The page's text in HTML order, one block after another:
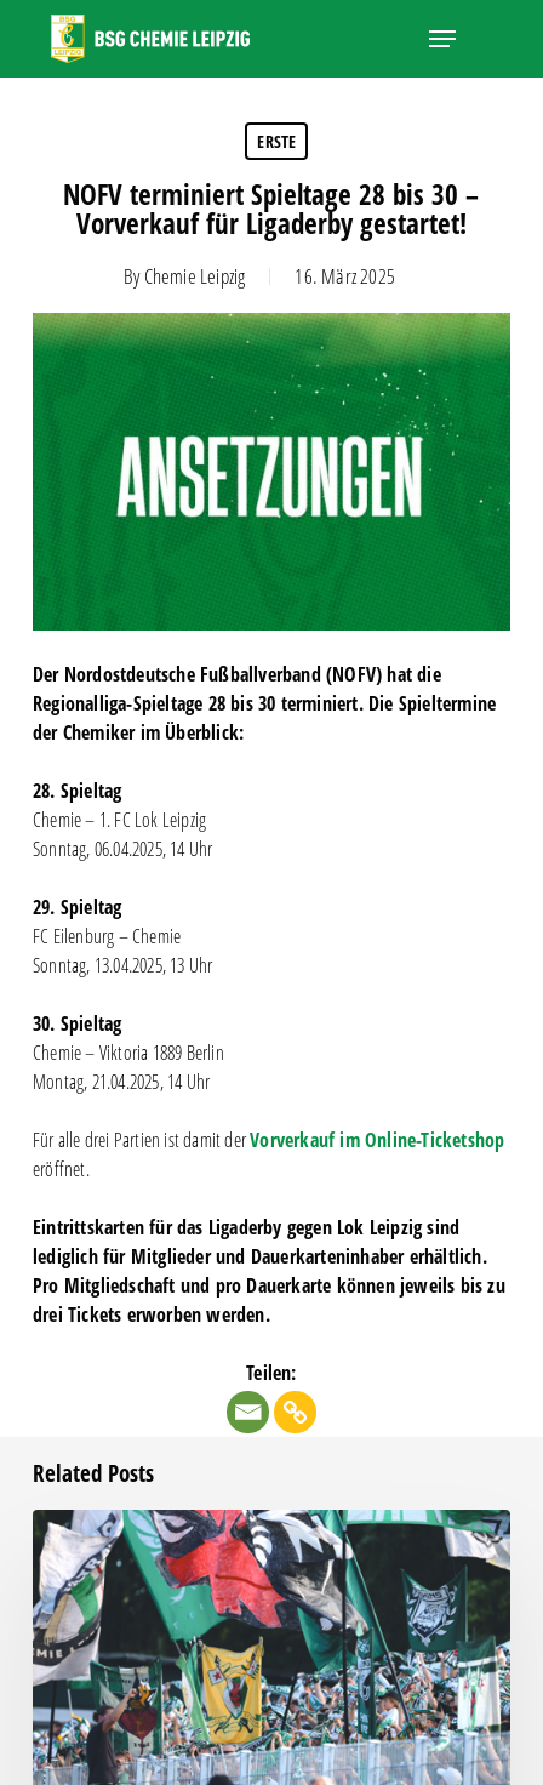
main
Menu
ERSTE
NOFV terminiert Spieltage 28 bis 30 –
Vorverkauf für Ligaderby gestartet!
By Chemie Leipzig 16. März 2025
Der Nordostdeutsche Fußballverband (NOFV) hat die
Regionalliga-Spieltage 28 bis 30 terminiert. Die Spieltermine
der Chemiker im Überblick:
28. Spieltag
Chemie – 1. FC Lok Leipzig
Sonntag, 06.04.2025, 14 Uhr
29. Spieltag
FC Eilenburg – Chemie
Sonntag, 13.04.2025, 13 Uhr
30. Spieltag
Chemie – Viktoria 1889 Berlin
Montag, 21.04.2025, 14 Uhr
Für alle drei Partien ist damit derVorverkauf im Online-Ticketshop
eröffnet.
Eintrittskarten für das Ligaderby gegen Lok Leipzig sind
lediglich für Mitglieder und Dauerkarteninhaber erhältlich.
Pro Mitgliedschaft und pro Dauerkarte können jeweils bis zu
drei Tickets erworben werden.
Teilen:
Related Posts
Faninfo
zum
Auswärtsspiel
beim
RSV
Eintracht
Close